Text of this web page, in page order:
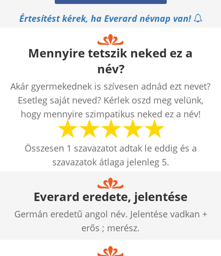
Értesítést kérek, ha Everard névnap van!
Mennyire tetszik neked ez a
név?
Akár gyermekednek is szívesen adnád ezt nevet?
Esetleg saját neved? Kérlek oszd meg velünk,
hogy mennyire szimpatikus neked ez a név!
Összesen 1 szavazatot adtak le eddig és a
szavazatok átlaga jelenleg 5.
Everard eredete, jelentése
Germán eredetű angol név. Jelentése vadkan +
erős ; merész.